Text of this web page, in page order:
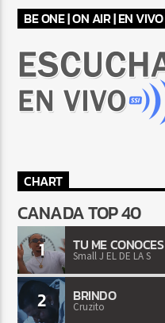
BE ONE | ON AIR | EN VIVO
CHART
CANADA TOP 40
1 TU ME CONOCES
Small J EL DE LA S
2 BRINDO
Cruzito